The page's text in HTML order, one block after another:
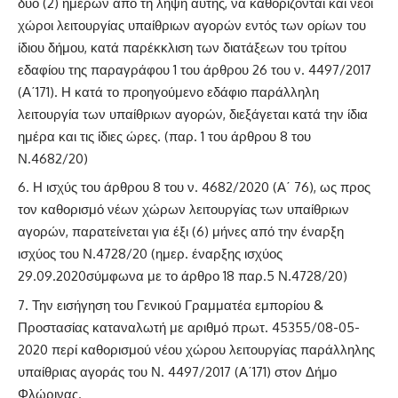
χώροι λειτουργίας υπαίθριων αγορών εντός των ορίων του
ίδιου δήμου, κατά παρέκκλιση των διατάξεων του τρίτου
εδαφίου της παραγράφου 1 του άρθρου 26 του ν. 4497/2017
(Α΄171). Η κατά το προηγούμενο εδάφιο παράλληλη
λειτουργία των υπαίθριων αγορών, διεξάγεται κατά την ίδια
ημέρα και τις ίδιες ώρες. (παρ. 1 του άρθρου 8 του
Ν.4682/20)
Η ισχύς του άρθρου 8 του ν. 4682/2020 (Α΄ 76), ως προς
τον καθορισμό νέων χώρων λειτουργίας των υπαίθριων
αγορών, παρατείνεται για έξι (6) μήνες από την έναρξη
ισχύος του Ν.4728/20 (ημερ. έναρξης ισχύος
29.09.2020σύμφωνα με το άρθρο 18 παρ.5 Ν.4728/20)
Την εισήγηση του Γενικού Γραμματέα εμπορίου &
Προστασίας καταναλωτή με αριθμό πρωτ. 45355/08-05-
2020 περί καθορισμού νέου χώρου λειτουργίας παράλληλης
υπαίθριας αγοράς του Ν. 4497/2017 (Α΄171) στον Δήμο
Φλώρινας.